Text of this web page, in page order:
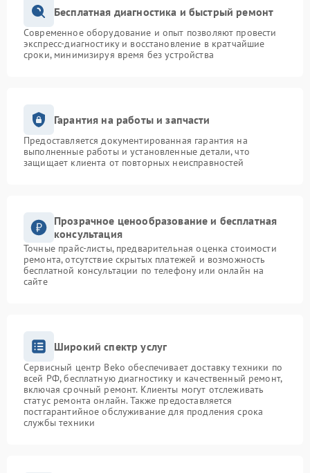
Бесплатная диагностика и быстрый ремонт
Современное оборудование и опыт позволяют провести
экспресс-диагностику и восстановление в кратчайшие
сроки, минимизируя время без устройства
Гарантия на работы и запчасти
Предоставляется документированная гарантия на
выполненные работы и установленные детали, что
защищает клиента от повторных неисправностей
Прозрачное ценообразование и бесплатная
консультация
Точные прайс-листы, предварительная оценка стоимости
ремонта, отсутствие скрытых платежей и возможность
бесплатной консультации по телефону или онлайн на
сайте
Широкий спектр услуг
Сервисный центр Beko обеспечивает доставку техники по
всей РФ, бесплатную диагностику и качественный ремонт,
включая срочный ремонт. Клиенты могут отслеживать
статус ремонта онлайн. Также предоставляется
постгарантийное обслуживание для продления срока
службы техники